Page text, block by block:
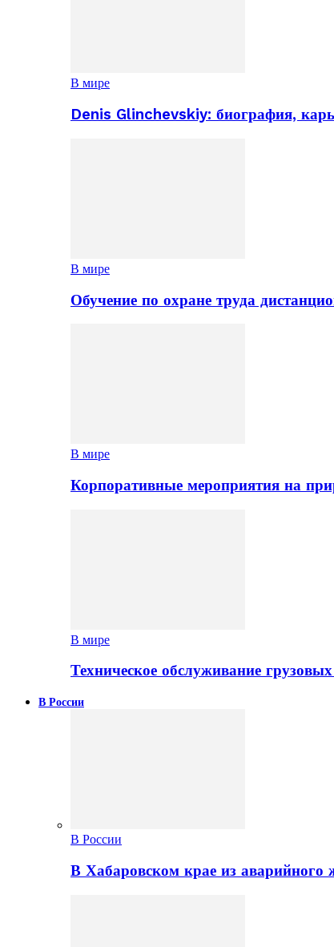
В мире
Denis Glinchevskiy: биография,
В мире
Обучение по охране труда
В мире
Корпоративные мероприятия на
В мире
Техническое обслуживание
В России
В России
В Хабаровском крае из аварийного